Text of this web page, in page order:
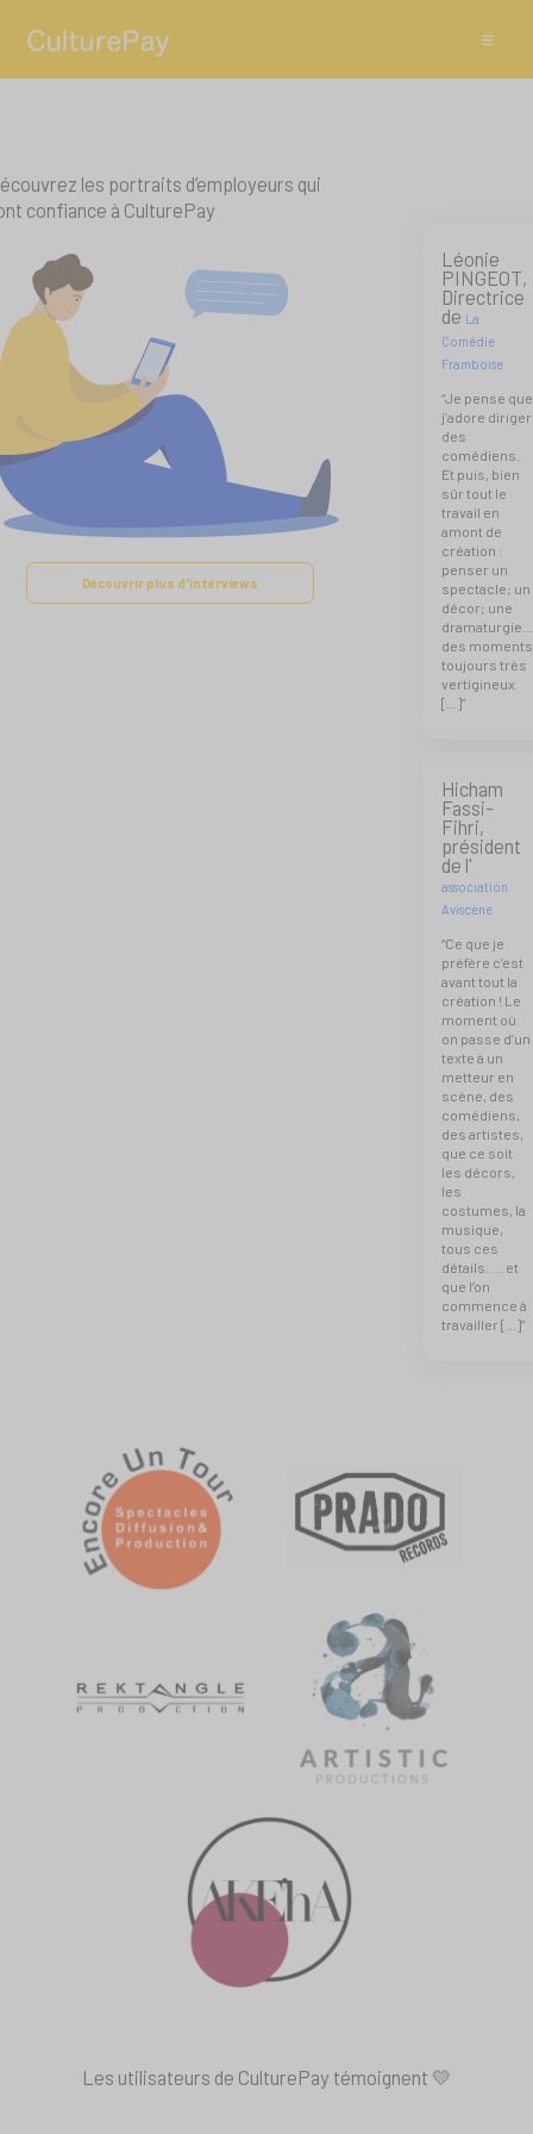
les portraits d’employeurs qui
confiance à CulturePay
Découvrir plus d'interviews
Léonie
PINGEOT,
Directrice
de La
Comédie
Framboise
“Je pense que
j’adore diriger
des
comédiens.
Et puis, bien
sûr tout le
travail en
amont de
création :
penser un
spectacle; un
décor; une
des moments
toujours très
vertigineux
[...]”
Hicham
Fassi-
Fihri,
président
de l'
association
Aviscène
“Ce que je
préfère c’est
avant tout la
création ! Le
moment où
on passe d’un
texte à un
metteur en
scène, des
comédiens,
des artistes,
que ce soit
les décors,
les
costumes, la
musique,
tous ces
détails. … et
que l’on
commence à
travailler [...]”
Les utilisateurs de CulturePay témoignent 💛